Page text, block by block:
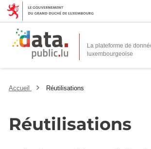
La plateforme de
Accueil Réutilisations
Réutilisations